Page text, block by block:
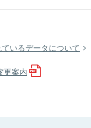
いるデータについて
更案内